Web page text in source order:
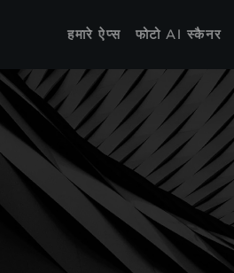
हमारे ऐप्स फोटो AI स्कैनर